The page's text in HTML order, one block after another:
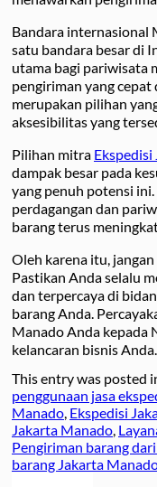
Bandara internasional
satu bandara besar di
utama bagi pariwisata
pengiriman yang
merupakan pilihan
aksesibilitas yang
Pilihan mitra
dampak besar pada
yang penuh potensi
perdagangan dan
barang terus
Oleh karena itu,
Pastikan Anda selalu
dan terpercaya di
barang Anda.
Manado Anda kepada
kelancaran bisnis Anda.
This entry was posted
penggunaan jasa
Manado Ekspedisi
Jakarta Manado
Pengiriman barang
barang Jakarta